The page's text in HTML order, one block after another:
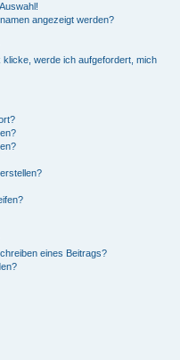
angezeigt werden?
werde ich aufgefordert, mich
eines Beitrags?